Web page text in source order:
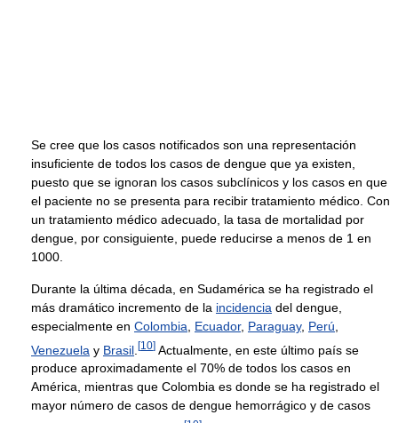
Se cree que los casos notificados son una representación
insuficiente de todos los casos de dengue que ya existen,
puesto que se ignoran los casos subclínicos y los casos en que
el paciente no se presenta para recibir tratamiento médico. Con
un tratamiento médico adecuado, la tasa de mortalidad por
dengue, por consiguiente, puede reducirse a menos de 1 en
1000.
Durante la última década, en Sudamérica se ha registrado el
más dramático incremento de la incidencia del dengue,
especialmente en Colombia Ecuador, Paraguay, Perú
Venezuela y Brasil [10] Actualmente, en este último país se
produce aproximadamente el 70% de todos los casos en
América, mientras que Colombia es donde se ha registrado el
mayor número de casos de dengue hemorrágico y de casos